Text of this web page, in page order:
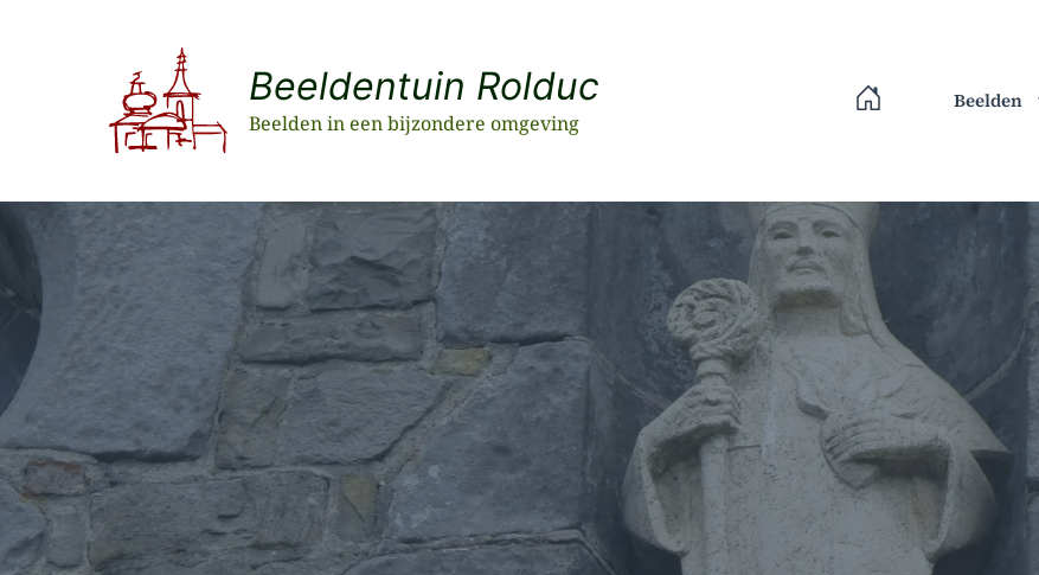
Beeldentuin Rolduc
Beelden in een bijzondere omgeving
Beelden